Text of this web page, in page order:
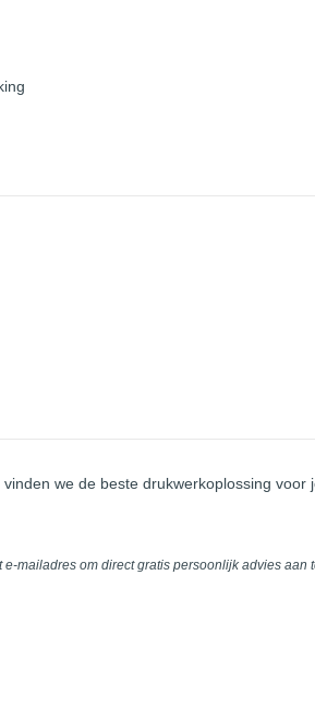
we de beste drukwerkoplossing voor
e-mailadres om direct gratis persoonlijk advies aan